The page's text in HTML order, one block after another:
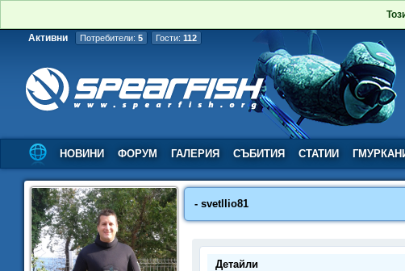
Активни Потребители: 5 Гости: 112
НОВИНИ ФОРУМ ГАЛЕРИЯ СЪБИТИЯ СТАТИИ
- svetllio81
Детайли